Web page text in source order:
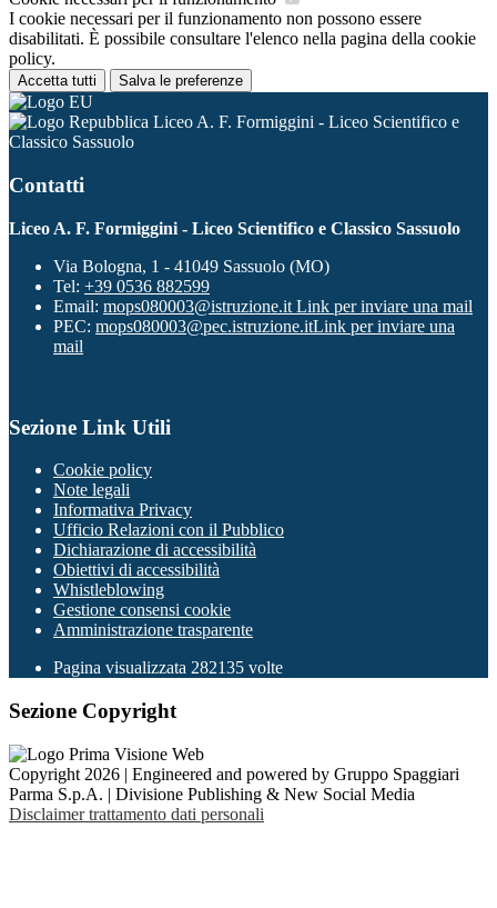
I cookie necessari per il funzionamento non possono essere
disabilitati. È possibile consultare l'elenco nella pagina della cookie
policy.
Accetta tutti Salva le preferenze
Liceo A. F. Formiggini - Liceo Scientifico e
Classico Sassuolo
Contatti
Liceo A. F. Formiggini - Liceo Scientifico e Classico Sassuolo
Via Bologna, 1 - 41049 Sassuolo (MO)
Tel: +39 0536 882599
Email: mops080003@istruzione.it Link per inviare una mail
PEC: mops080003@pec.istruzione.itLink per inviare una
mail
Sezione Link Utili
Cookie policy
Note legali
Informativa Privacy
Ufficio Relazioni con il Pubblico
Dichiarazione di accessibilità
Obiettivi di accessibilità
Whistleblowing
Gestione consensi cookie
Amministrazione trasparente
Pagina visualizzata 282135 volte
Sezione Copyright
Copyright 2026 | Engineered and powered by Gruppo Spaggiari
Parma S.p.A. | Divisione Publishing & New Social Media
Disclaimer trattamento dati personali